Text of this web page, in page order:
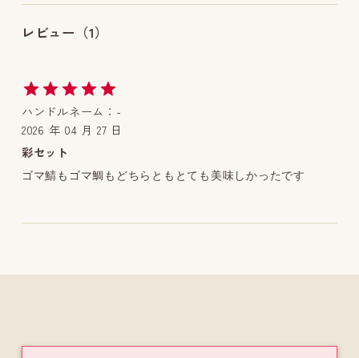
レビュー（1）
ハンドルネーム：-
2026 年 04 月 27 日
彩セット
ゴマ鯖もゴマ鯛もどちらともとても美味しかったです